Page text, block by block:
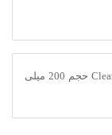
ژل شستشوی صورت Neutrogena مدل Clear & Radiant حجم 200 میلی